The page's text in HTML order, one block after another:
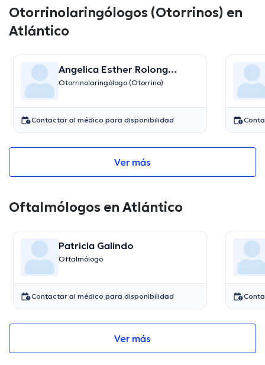
Otorrinolaringólogos (Otorrinos) en
Atlántico
Angelica Esther Rolong
Rivera
Otorrinolaringólogo (Otorrino)
Contactar al médico para disponibilidad
Ver más
Oftalmólogos en Atlántico
Patricia Galindo
Oftalmólogo
Contactar al médico para disponibilidad
Ver más